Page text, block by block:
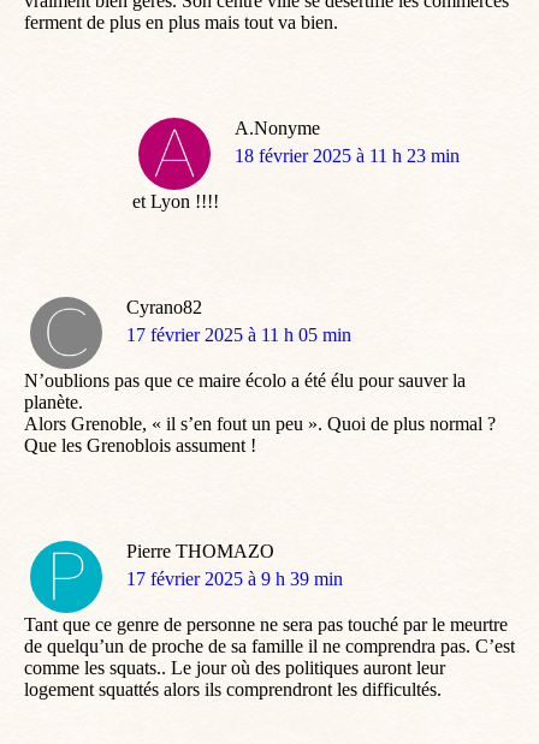
ferment de plus en plus mais tout va bien.
A.Nonyme
dit
18 février 2025 à 11 h 23 min
et Lyon !!!!
Cyrano82
dit
17 février 2025 à 11 h 05 min
N’oublions pas que ce maire écolo a été élu pour sauver la
planète.
Alors Grenoble, « il s’en fout un peu ». Quoi de plus normal ?
Que les Grenoblois assument !
Pierre THOMAZO
dit
17 février 2025 à 9 h 39 min
Tant que ce genre de personne ne sera pas touché par le meurtre
de quelqu’un de proche de sa famille il ne comprendra pas. C’est
comme les squats.. Le jour où des politiques auront leur
logement squattés alors ils comprendront les difficultés.